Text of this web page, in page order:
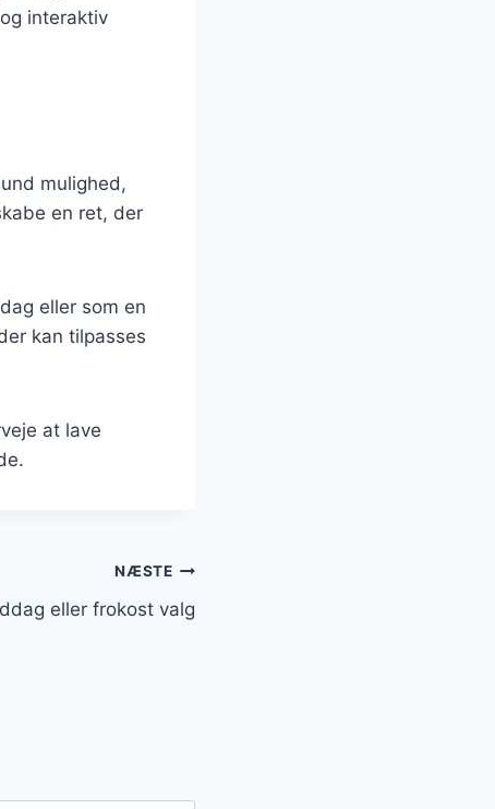
interaktiv
mulighed,
en ret, der
eller som en
kan tilpasses
at lave
NÆSTE
eller frokost valg